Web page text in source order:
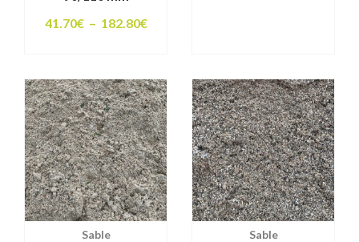
41.70€ – 182.80€Plage
41.70€
à
182.80€
Sable Sable